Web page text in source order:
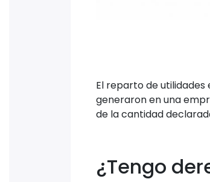
El reparto de
generaron en una
de la cantidad
¿Tengo